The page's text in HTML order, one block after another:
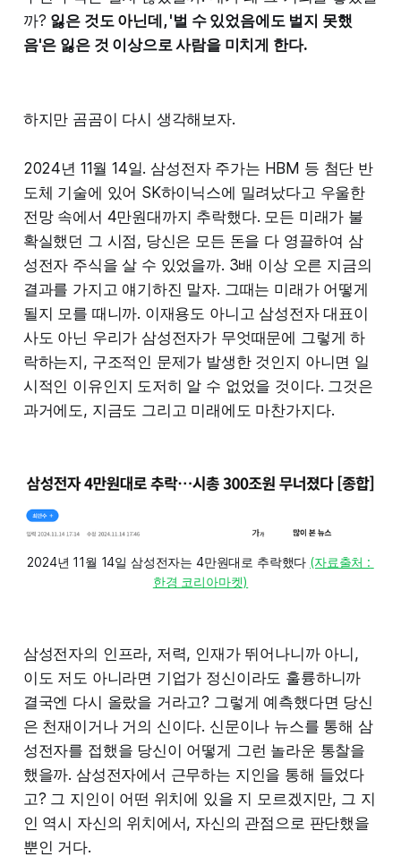
까? 잃은 것도 아닌데, '벌 수 있었음에도 벌지 못했
음'은 잃은 것 이상으로 사람을 미치게 한다.
하지만 곰곰이 다시 생각해보자.
2024년 11월 14일. 삼성전자 주가는 HBM 등 첨단 반
도체 기술에 있어 SK하이닉스에 밀려났다고 우울한
전망 속에서 4만원대까지 추락했다. 모든 미래가 불
확실했던 그 시점, 당신은 모든 돈을 다 영끌하여 삼
성전자 주식을 살 수 있었을까. 3배 이상 오른 지금의
결과를 가지고 얘기하진 말자. 그때는 미래가 어떻게
될지 모를 때니까. 이재용도 아니고 삼성전자 대표이
사도 아닌 우리가 삼성전자가 무엇때문에 그렇게 하
락하는지, 구조적인 문제가 발생한 것인지 아니면 일
시적인 이유인지 도저히 알 수 없었을 것이다. 그것은
과거에도, 지금도 그리고 미래에도 마찬가지다.
2024년 11월 14일 삼성전자는 4만원대로 추락했다 (자료출처 :
한경 코리아마켓)
삼성전자의 인프라, 저력, 인재가 뛰어나니까 아니,
이도 저도 아니라면 기업가 정신이라도 훌륭하니까
결국엔 다시 올랐을 거라고? 그렇게 예측했다면 당신
은 천재이거나 거의 신이다. 신문이나 뉴스를 통해 삼
성전자를 접했을 당신이 어떻게 그런 놀라운 통찰을
했을까. 삼성전자에서 근무하는 지인을 통해 들었다
고? 그 지인이 어떤 위치에 있을 지 모르겠지만, 그 지
인 역시 자신의 위치에서, 자신의 관점으로 판단했을
뿐인 거다.